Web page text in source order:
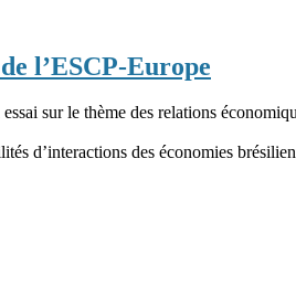
l’ESCP-Europe
sur le thème des relations
d’interactions des économies